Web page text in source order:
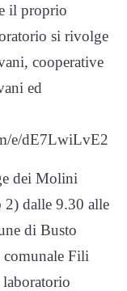
il proprio
si rivolge
cooperative
ed
e/dE7LwiLvE2
dei Molini
dalle 9.30 alle
di Busto
Fili